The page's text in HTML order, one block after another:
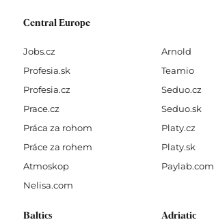
Central Europe
Jobs.cz
Profesia.sk
Profesia.cz
Prace.cz
Práca za rohom
Práce za rohem
Atmoskop
Nelisa.com
Arnold
Teamio
Seduo.cz
Seduo.sk
Platy.cz
Platy.sk
Paylab.com
Baltics Adriatic